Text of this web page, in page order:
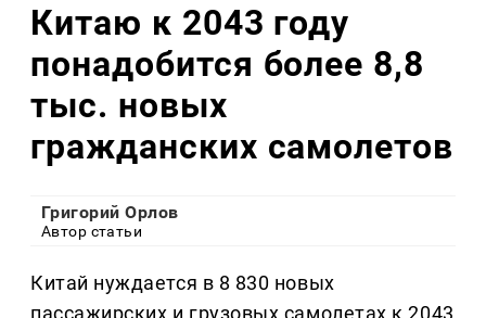
Китаю к 2043 году
понадобится более 8,8
тыс. новых
гражданских самолетов
Григорий Орлов
Автор статьи
Китай нуждается в 8 830 новых
пассажирских и грузовых самолетах к 2043